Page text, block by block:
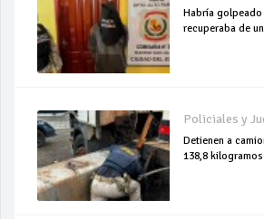
Habría golpeado
recuperaba de
Policiales y
Detienen a
138,8